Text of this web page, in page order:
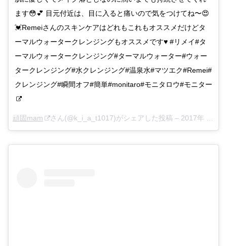
ます😳💕 目元付近は、目に入ると痛いので気をつけてね〜😍
💓Remeiさんのスキンケアはどれもこれもオススメだけどタ
ーマルウォータークレンジングもオススメです♥️ #リメイ#タ
ーマルウォータークレンジング#ターマルウォーター#ウォー
タークレンジング#水クレンジング#温泉水#マツエク#Remei#
クレンジング#瞬間オフ#簡単#monitaro#モニタロウ#モニター
頑固mam さん(@k_i_a_t1017)がシェアした投稿 – 2017年 7月月17日午前1時05分PDT